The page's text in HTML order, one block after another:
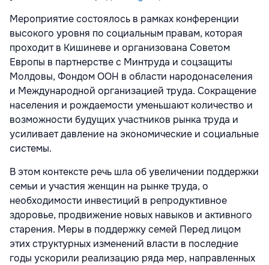
Мероприятие состоялось в рамках конференции
высокого уровня по социальным правам, которая
проходит в Кишиневе и организована Советом
Европы в партнерстве с Минтруда и соцзащиты
Молдовы, Фондом ООН в области народонаселения
и Международной организацией труда. Сокращение
населения и рождаемости уменьшают количество и
возможности будущих участников рынка труда и
усиливает давление на экономические и социальные
системы.
В этом контексте речь шла об увеличении поддержки
семьи и участия женщин на рынке труда, о
необходимости инвестиций в репродуктивное
здоровье, продвижение новых навыков и активного
старения. Меры в поддержку семей Перед лицом
этих структурных изменений власти в последние
годы ускорили реализацию ряда мер, направленных